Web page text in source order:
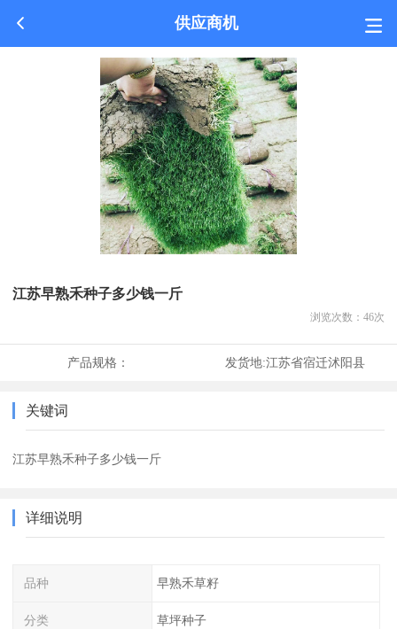
供应商机
江苏早熟禾种子多少钱一斤
浏览次数： 46次
产品规格： 发货地:江苏省宿迁沭阳县
关键词
江苏早熟禾种子多少钱一斤
详细说明
品种 早熟禾草籽
分类 草坪种子